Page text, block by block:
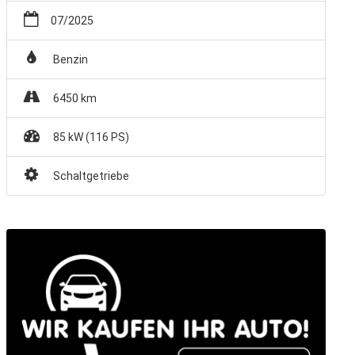
07/2025
Benzin
6450 km
85 kW (116 PS)
Schaltgetriebe